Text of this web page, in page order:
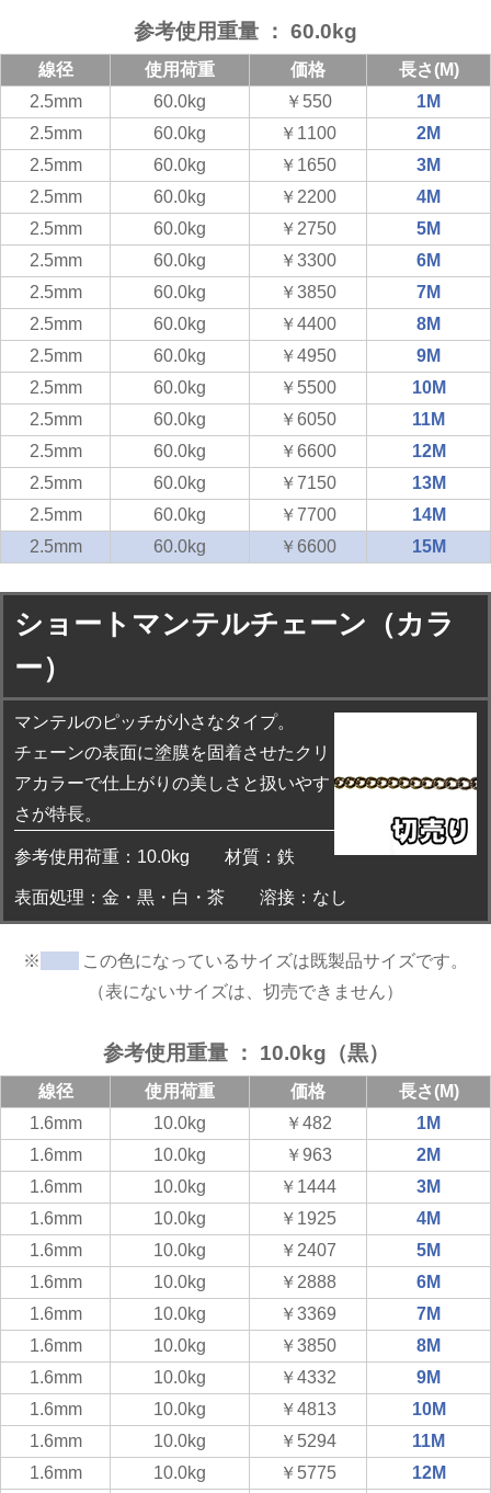
参考使用重量 ： 60.0kg
線径 使用荷重 価格
長さ(M)
2.5mm
60.0kg ￥550
1M
2.5mm
60.0kg ￥1100
2M
2.5mm
60.0kg ￥1650
3M
2.5mm
60.0kg ￥2200
4M
2.5mm
60.0kg ￥2750
5M
2.5mm
60.0kg ￥3300
6M
2.5mm
60.0kg ￥3850
7M
2.5mm
60.0kg ￥4400
8M
2.5mm
60.0kg ￥4950
9M
2.5mm
60.0kg ￥5500
10M
2.5mm
60.0kg ￥6050
11M
2.5mm
60.0kg ￥6600
12M
2.5mm
60.0kg ￥7150
13M
2.5mm
60.0kg ￥7700
14M
2.5mm
60.0kg ￥6600 15M
ショートマンテルチェーン（カラ
ー）
マンテルのピッチが小さなタイプ。
チェーンの表面に塗膜を固着させたクリ
アカラーで仕上がりの美しさと扱いやす
さが特長。
参考使用荷重：10.0kg 材質：鉄
表面処理：金・黒・白・茶 溶接：なし
※
この色になっているサイズは既製品サイズです。
（表にないサイズは、切売できません）
参考使用重量 ： 10.0kg（黒）
線径 使用荷重 価格
長さ(M)
1.6mm
10.0kg ￥482
1M
1.6mm
10.0kg ￥963
2M
1.6mm
10.0kg ￥1444
3M
1.6mm
10.0kg ￥1925
4M
1.6mm
10.0kg ￥2407
5M
1.6mm
10.0kg ￥2888
6M
1.6mm
10.0kg ￥3369
7M
1.6mm
10.0kg ￥3850
8M
1.6mm
10.0kg ￥4332
9M
1.6mm
10.0kg ￥4813
10M
1.6mm
10.0kg ￥5294
11M
1.6mm
10.0kg ￥5775
12M